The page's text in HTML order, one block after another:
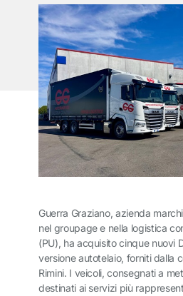
Guerra Graziano, azienda
nel groupage e nella logistica
(PU), ha acquisito cinque nuovi
versione autotelaio, forniti dalla
Rimini. I veicoli, consegnati a
destinati ai servizi più